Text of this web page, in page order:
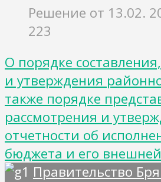
Решение от 13.02.
223
О порядке
и утверждения
также порядке
рассмотрения и
отчетности об
бюджета и его
Правительство